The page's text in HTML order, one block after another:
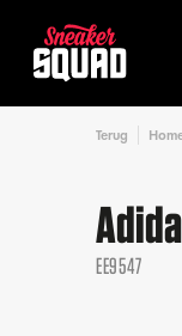
Terug
EE9547